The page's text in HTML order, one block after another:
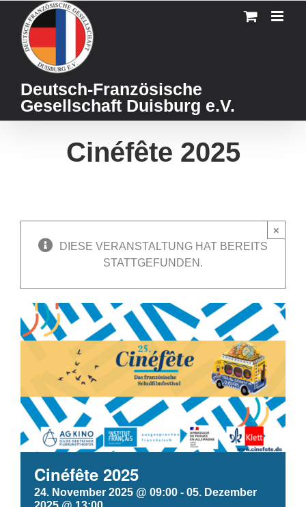
content
Deutsch-Französische
Gesellschaft Duisburg e.V.
Cinéfête 2025
DIESE VERANSTALTUNG HAT BEREITS
STATTGEFUNDEN.
×
Cinéfête 2025
24. November 2025 @ 09:00 - 05. Dezember